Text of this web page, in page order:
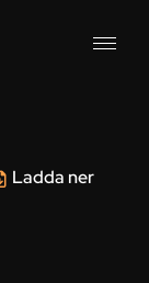
Ladda ner